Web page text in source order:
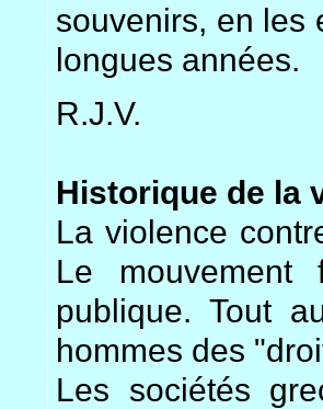
souvenirs, en les
longues années.
R.J.V.
Historique de la
La violence
Le mouvement
publique. Tout
hommes des
Les sociétés